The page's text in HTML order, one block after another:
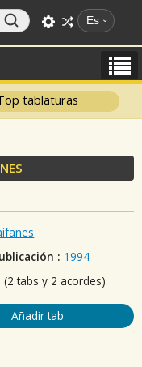
Es
tablaturas
: 1994
(2 tabs y 2 acordes)
Añadir tab